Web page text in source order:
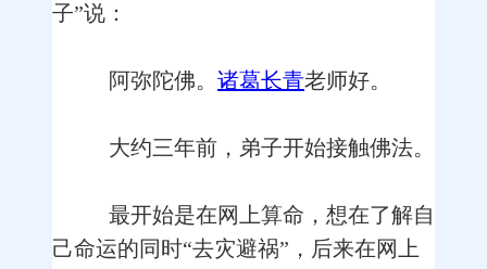
子”说：
阿弥陀佛。 诸葛长青老师好。
大约三年前，弟子开始接触佛法。
最开始是在网上算命，想在了解自
己命运的同时“去灾避祸”，后来在网上